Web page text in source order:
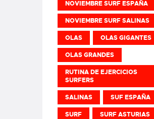
NOVIEMBRE SURF ESPAÑA
NOVIEMBRE SURF SALINAS
OLAS OLAS GIGANTES
OLAS GRANDES
RUTINA DE EJERCICIOS
SURFERS
SALINAS SUF ESPAÑA
SURF SURF ASTURIAS